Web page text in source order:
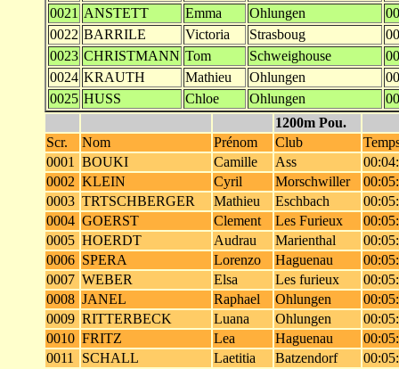
0021 ANSTETT Emma Ohlungen
0022 BARRILE Victoria Strasboug
0023 CHRISTMANN Tom Schweighouse
0024 KRAUTH Mathieu Ohlungen
0025 HUSS Chloe Ohlungen
1200m Pou.
Scr.
Nom Prénom Club
0001
BOUKI Camille Ass
0002 KLEIN Cyril Morschwiller
0003 TRTSCHBERGER Mathieu Eschbach
0004 GOERST Clement Les Furieux
0005 HOERDT Audrau Marienthal
0006 SPERA Lorenzo Haguenau
0007 WEBER Elsa Les furieux
0008 JANEL Raphael Ohlungen
0009 RITTERBECK Luana Ohlungen
0010 FRITZ Lea Haguenau
0011
SCHALL Laetitia Batzendorf